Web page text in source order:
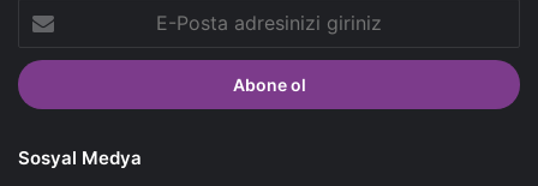
E-
Posta
adresinizi
giriniz
Sosyal Medya